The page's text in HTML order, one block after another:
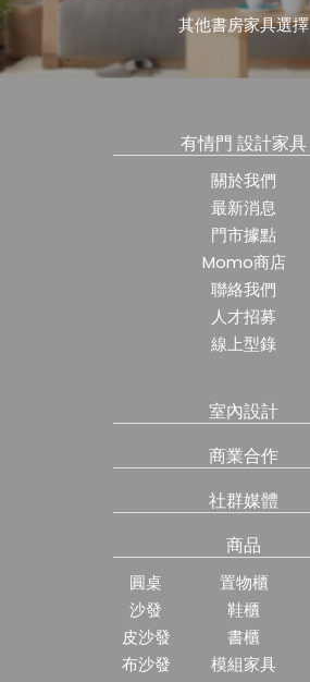
其他書房家具選擇
有情門 設計家具
關於我們
最新消息
門市據點
Momo商店
聯絡我們
人才招募
線上型錄
室內設計
商業合作
社群媒體
商品
圓桌
沙發
皮沙發
布沙發
置物櫃
鞋櫃
書櫃
模組家具